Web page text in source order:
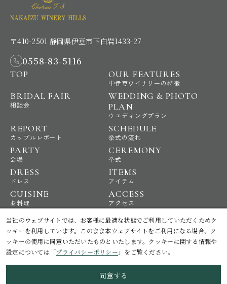
〒410-2501 静岡県伊豆市下白岩1433-27
0558-83-5116
TOP OUR FEATURES
中伊豆ワイナリーの特徴
BRIDAL FAIR
相談会
WEDDING & PHOTO
PLAN
ウエディングプラン
REPORT
カップルレポート
SCHEDULE
挙式の流れ
PARTY
会場
CEREMONY
挙式
DRESS
ドレス
ITEMS
アイテム
CUISINE
お料理
ACCESS
アクセス
NEWS
ニュース
STAFF BLOG
スタッフブログ
プライバシーポリシーお問い合わせよくあるご質問
当社のウェブサイトでは、お客様に最適な状態でご利用していただくためク
ッキーを利用しています。このまま本ウェブサイトをご利用になる場合、ク
ッキーの使用に同意いただいたものといたします。クッキーに関する情報や
設定については「プライバシーポリシー 」をご覧ください。
同意する